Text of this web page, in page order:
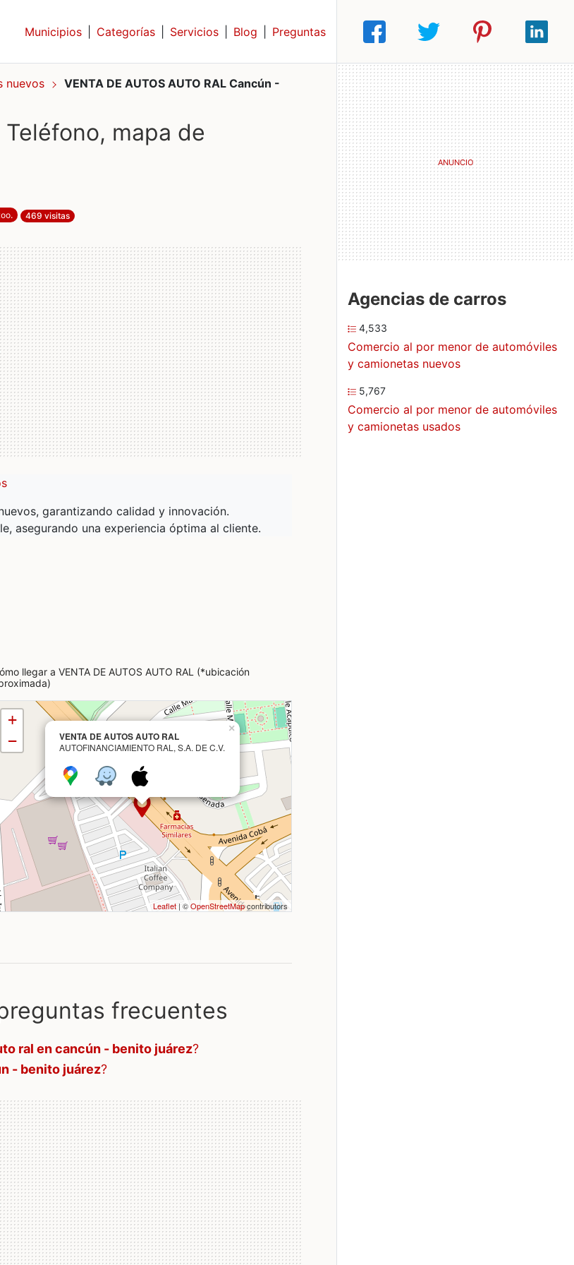
Municipios Categorías Servicios Blog Preguntas
nuevos
VENTA DE AUTOS AUTO RAL Cancún -
Teléfono, mapa de
. 469 visitas
garantizando calidad y innovación.
asegurando una experiencia óptima al cliente.
llegar a VENTA DE AUTOS AUTO RAL (*ubicación
VENTA DE AUTOS AUTO RAL
AUTOFINANCIAMIENTO RAL, S.A. DE C.V.
×
+
−
Leaflet | ©OpenStreetMapcontributors
frecuentes
ral en cancún - benito juárez?
- benito juárez?
Agencias de carros
4,533
Comercio al por menor de automóviles
y camionetas nuevos
5,767
Comercio al por menor de automóviles
y camionetas usados